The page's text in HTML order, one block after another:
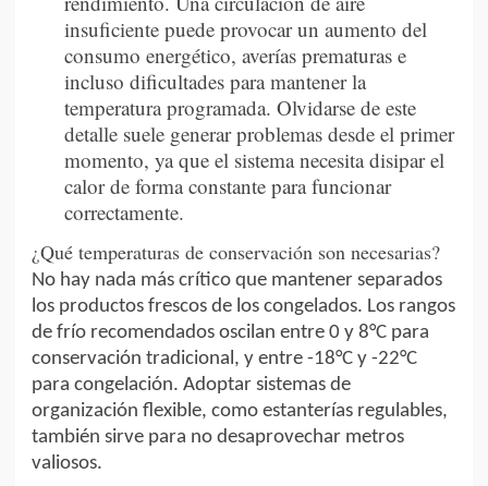
insuficiente puede provocar un aumento del
consumo energético, averías prematuras e
incluso dificultades para mantener la
temperatura programada. Olvidarse de este
detalle suele generar problemas desde el primer
momento, ya que el sistema necesita disipar el
calor de forma constante para funcionar
correctamente.
¿Qué temperaturas de conservación son necesarias?
No hay nada más crítico que mantener separados
los productos frescos de los congelados. Los rangos
de frío recomendados oscilan entre 0 y 8°C para
conservación tradicional, y entre -18°C y -22°C
para congelación. Adoptar sistemas de
organización flexible, como estanterías regulables,
también sirve para no desaprovechar metros
valiosos.